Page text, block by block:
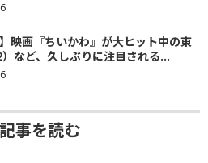
】映画『ちいかわ』が大ヒット中の東
など、久しぶりに注目される...
事を読む